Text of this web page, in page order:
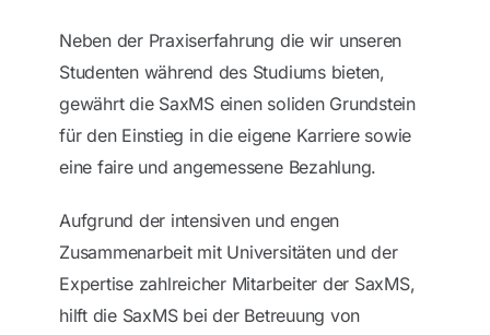
Neben der Praxiserfahrung die wir unseren
Studenten während des Studiums bieten,
gewährt die SaxMS einen soliden Grundstein
für den Einstieg in die eigene Karriere sowie
eine faire und angemessene Bezahlung.
Aufgrund der intensiven und engen
Zusammenarbeit mit Universitäten und der
Expertise zahlreicher Mitarbeiter der SaxMS,
hilft die SaxMS bei der Betreuung von